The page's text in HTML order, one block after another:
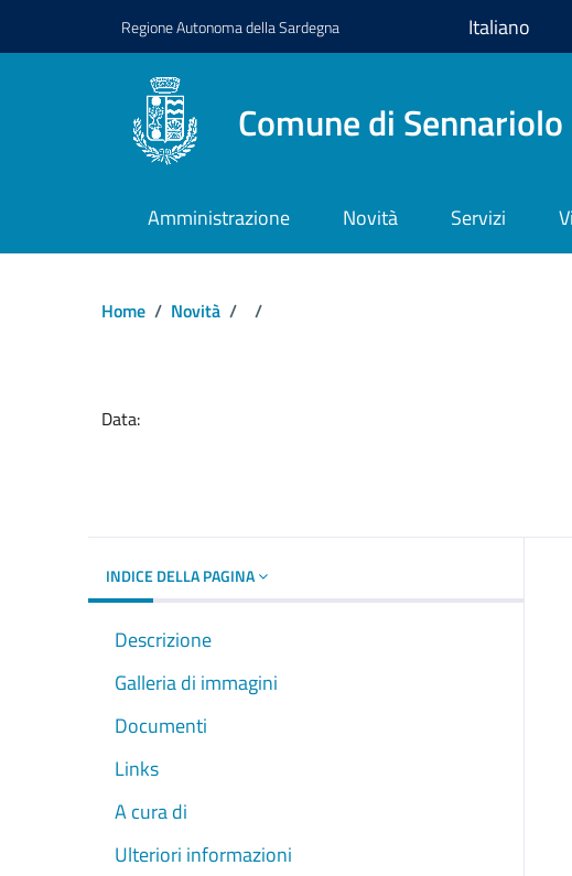
RegioneAutonoma dellaSardegna
Comune di Sennariolo
Amministrazione Novità Servizi
Home / Novità / /
Data:
INDICE DELLA PAGINA
Descrizione
Galleria di immagini
Documenti
Links
A cura di
Ulteriori informazioni